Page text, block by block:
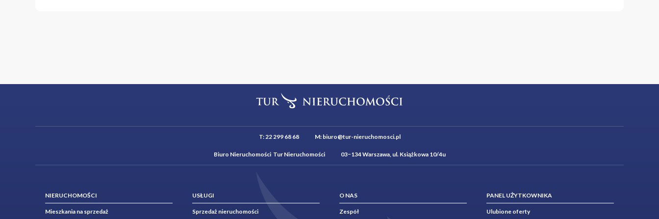
Refundable security deposit: PLN 10 300 PLN
of the Polish Civil Code.
T:22 299 68 68M: biuro@tur-nieruchomosci.pl
Biuro Nieruchomości Tur Nieruchomości 03−134 Warszawa, ul. Książkowa 10/4u
NIERUCHOMOŚCI
Mieszkania na sprzedaż
USŁUGI
Sprzedaż nieruchomości
O NAS
Zespół
PANEL UŻYTKOWNIKA
Ulubione oferty